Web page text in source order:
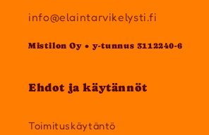
info@elaintarvikelysti.fi
Mistilon Oy • y-tunnus 3112240-6
Ehdot ja käytännöt
Toimituskäytäntö